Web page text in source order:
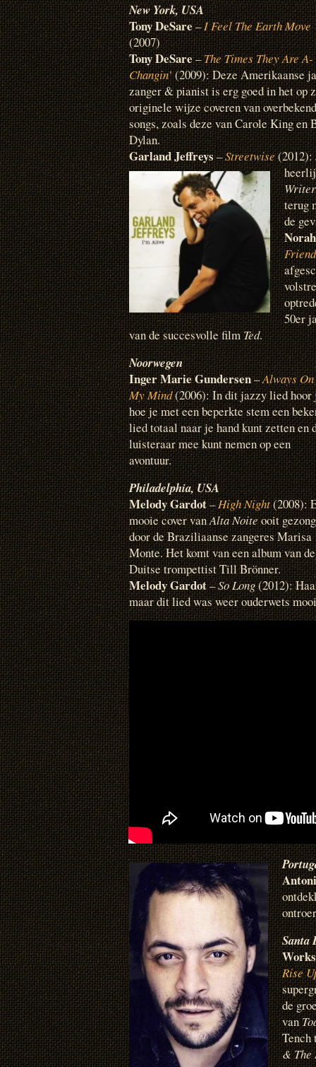
New York, USA
Tony DeSare–I Feel The Earth Move
(2007)
Tony DeSare–The Times They Are A-
Changin’(2009): Deze Amerikaanse
zanger & pianist is erg goed in het op
originele wijze coveren van
songs, zoals deze van Carole King en
Dylan.
Garland Jeffreys–Streetwise(2012):
Writer
terug
de
Friend
50er
van de succesvolle filmTed.
Noorwegen
Inger Marie Gundersen–Always On
My Mind(2006): In dit jazzy lied hoor
hoe je met een beperkte stem een
lied totaal naar je hand kunt zetten en
luisteraar mee kunt nemen op een
avontuur.
Philadelphia, USA
Melody Gardot–High Night(2008):
mooie cover vanAlta Noiteooit
door de Braziliaanse zangeres Marisa
Monte. Het komt van een album van de
Duitse trompettist Till Brönner.
Melody Gardot–So Long(2012):
maar dit lied was weer ouderwets
Santa
Rise
de
van
Tench
& The